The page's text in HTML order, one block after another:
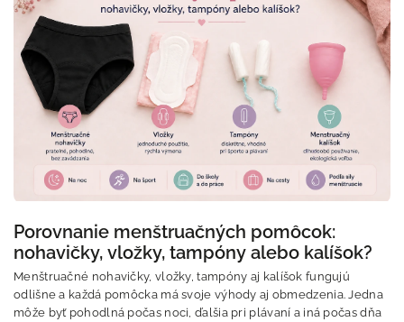
Porovnanie menštruačných pomôcok:
nohavičky, vložky, tampóny alebo kalíšok?
Menštruačné nohavičky, vložky, tampóny aj kalíšok fungujú
odlišne a každá pomôcka má svoje výhody aj obmedzenia. Jedna
môže byť pohodlná počas noci, ďalšia pri plávaní a iná počas dňa